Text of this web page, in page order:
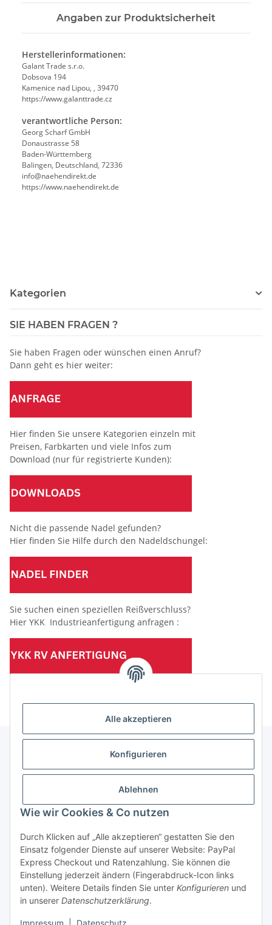
Alle akzeptieren
Konfigurieren
Ablehnen
Wie wir Cookies & Co nutzen
Durch Klicken auf „Alle akzeptieren“ gestatten Sie den
Einsatz folgender Dienste auf unserer Website: PayPal
Express Checkout und Ratenzahlung. Sie können die
Einstellung jederzeit ändern (Fingerabdruck-Icon links
unten). Weitere Details finden Sie unter Konfigurieren und
in unserer Datenschutzerklärung.
Impressum Datenschutz
Angaben zur Produktsicherheit
Herstellerinformationen:
Galant Trade s.r.o.
Dobsova 194
Kamenice nad Lipou, , 39470
https://www.galanttrade.cz
verantwortliche Person:
Georg Scharf GmbH
Donaustrasse 58
Baden-Württemberg
Balingen, Deutschland, 72336
info@naehendirekt.de
https://www.naehendirekt.de
Kategorien
SIE HABEN FRAGEN ?
Sie haben Fragen oder wünschen einen Anruf?
Dann geht es hier weiter:
Hier finden Sie unsere Kategorien einzeln mit
Preisen, Farbkarten und viele Infos zum
Download (nur für registrierte Kunden):
Nicht die passende Nadel gefunden?
Hier finden Sie Hilfe durch den Nadeldschungel:
Sie suchen einen speziellen Reißverschluss?
Hier YKK Industrieanfertigung anfragen :
(Mindesttabnahmemenge 10 Stück je Länge und Farbe)
Informationen
Gesetzliche Informationen
Vertrag widerrufen